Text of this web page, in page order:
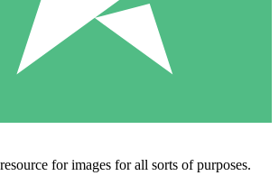
for images for all sorts of purposes.